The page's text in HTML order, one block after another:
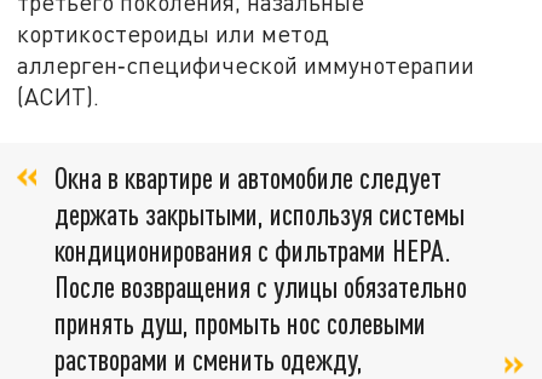
кортикостероиды или метод
аллерген‑специфической иммунотерапии
(АСИТ).
Окна в квартире и автомобиле следует
держать закрытыми, используя системы
кондиционирования с фильтрами HEPA.
После возвращения с улицы обязательно
принять душ, промыть нос солевыми
растворами и сменить одежду,